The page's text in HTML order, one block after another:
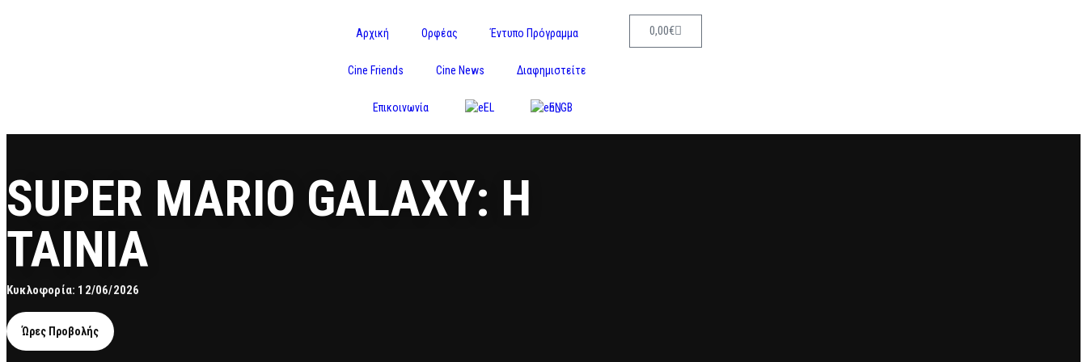
Αρχική Ορφέας Έντυπο Πρόγραμμα
Cine Friends Cine News Διαφημιστείτε
Επικοινωνία EL EN
0,00€
SUPER MARIO GALAXY: Η
ΤΑΙΝΙΑ
Κυκλοφορία: 12/06/2026
Ώρες Προβολής